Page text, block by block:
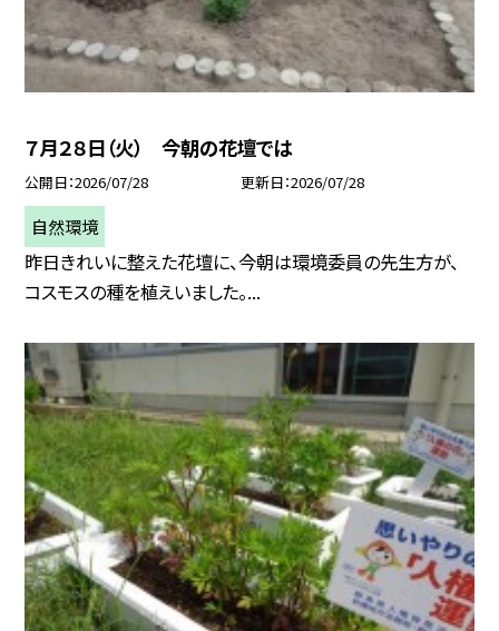
７月２８日（火） 今朝の花壇では
公開日 2026/07/28 更新日 2026/07/28
自然環境
昨日きれいに整えた花壇に、今朝は環境委員の先生方が、
コスモスの種を植えいました。...